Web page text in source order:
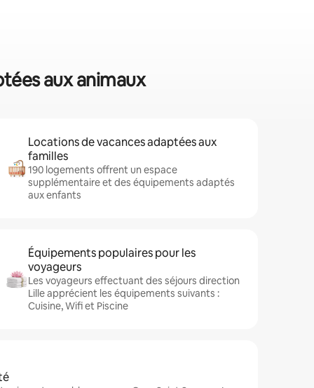
aux animaux
Locations de vacances adaptées aux
familles
190 logements offrent un espace
supplémentaire et des équipements adaptés
aux enfants
Équipements populaires pour les
voyageurs
Les voyageurs effectuant des séjours direction
Lille apprécient les équipements suivants :
Cuisine, Wifi et Piscine